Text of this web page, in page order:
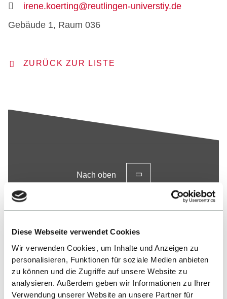
Diese Webseite verwendet Cookies
Wir verwenden Cookies, um Inhalte und Anzeigen zu
personalisieren, Funktionen für soziale Medien anbieten
zu können und die Zugriffe auf unsere Website zu
analysieren. Außerdem geben wir Informationen zu Ihrer
Verwendung unserer Website an unsere Partner für
irene.koerting@reutlingen-universtiy.de
Gebäude 1, Raum 036
ZURÜCK ZUR LISTE
Nach oben